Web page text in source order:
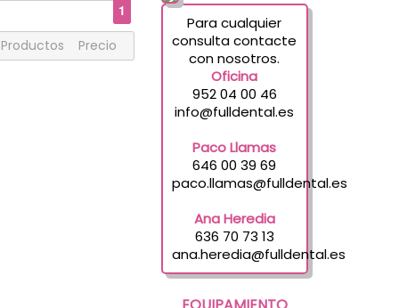
1
Productos Precio
Para cualquier
consulta contacte
con nosotros.
Oficina
952 04 00 46
info@fulldental.es
Paco Llamas
646 00 39 69
paco.llamas@fulldental.es
Ana Heredia
636 70 73 13
ana.heredia@fulldental.es